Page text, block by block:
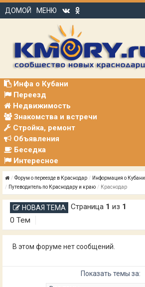
ДОМОЙ
МЕНЮ
Инфа о Кубани
Переезд
Недвижимость
Знакомства и встречи
Стройка, ремонт
Объявления
Беседка
Интересное
Форум о переезде в Краснодар
Информация о Кубани
Путеводитель по Краснодару и краю
Краснодар
НОВАЯ ТЕМА
0 Тем
Страница 1 из 1
В этом форуме нет сообщений.
Показать темы за: